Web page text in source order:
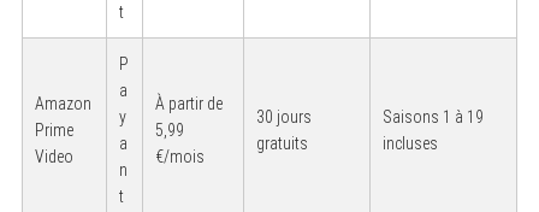
t
Amazon
Prime
Video
P
a
y
a
n
t
À partir de
5,99
€/mois
30 jours
gratuits
Saisons 1 à 19
incluses